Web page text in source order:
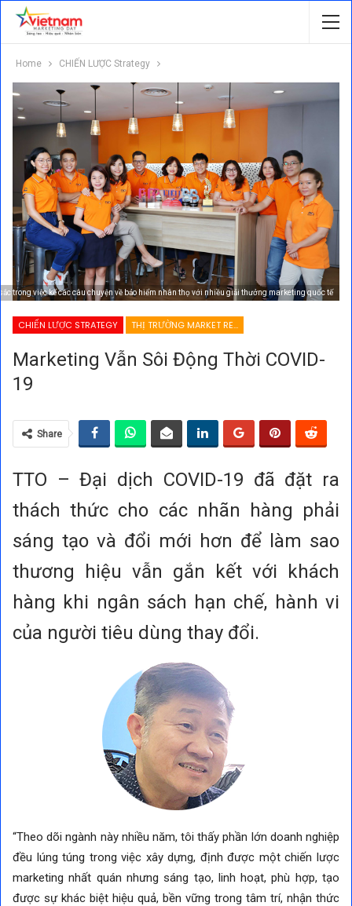
Home CHIẾN LƯỢC Strategy
trong việc kể các câu chuyện về bảo hiểm nhân thọ với nhiều giải thưởng marketing quốc tế
CHIẾN LƯỢC STRATEGY THỊ TRƯỜNG MARKET RESEARCH
Marketing Vẫn Sôi Động Thời COVID-
19
Share
TTO – Đại dịch COVID-19 đã đặt ra
thách thức cho các nhãn hàng phải
sáng tạo và đổi mới hơn để làm sao
thương hiệu vẫn gắn kết với khách
hàng khi ngân sách hạn chế, hành vi
của người tiêu dùng thay đổi.
“Theo dõi ngành này nhiều năm, tôi thấy phần lớn doanh nghiệp
đều lúng túng trong việc xây dựng, định được một chiến lược
marketing nhất quán nhưng sáng tạo, linh hoạt, phù hợp, tạo
được sự khác biệt hiệu quả, bền vững trong tâm trí, nhận thức